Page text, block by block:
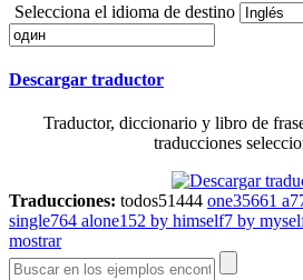
Selecciona el idioma de destino
Descargar traductor
Traductor, diccionario y libro de
traducciones
Traducciones: todos51444 one35661 a
single764 alone152 by himself7 by
mostrar